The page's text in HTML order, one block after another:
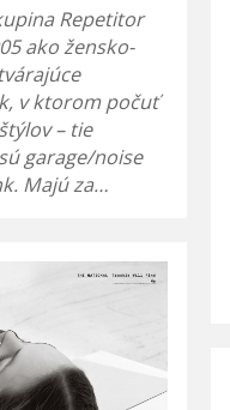
Repetitor
ako žensko-
v ktorom počuť
– tie
garage/noise
Majú za…